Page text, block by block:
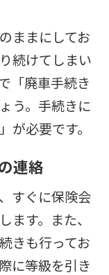
ままにしてお
続けてしまい
「廃車手続き
う。手続きに
が必要です。
連絡
すぐに保険会
ます。また、
きも行ってお
に等級を引き